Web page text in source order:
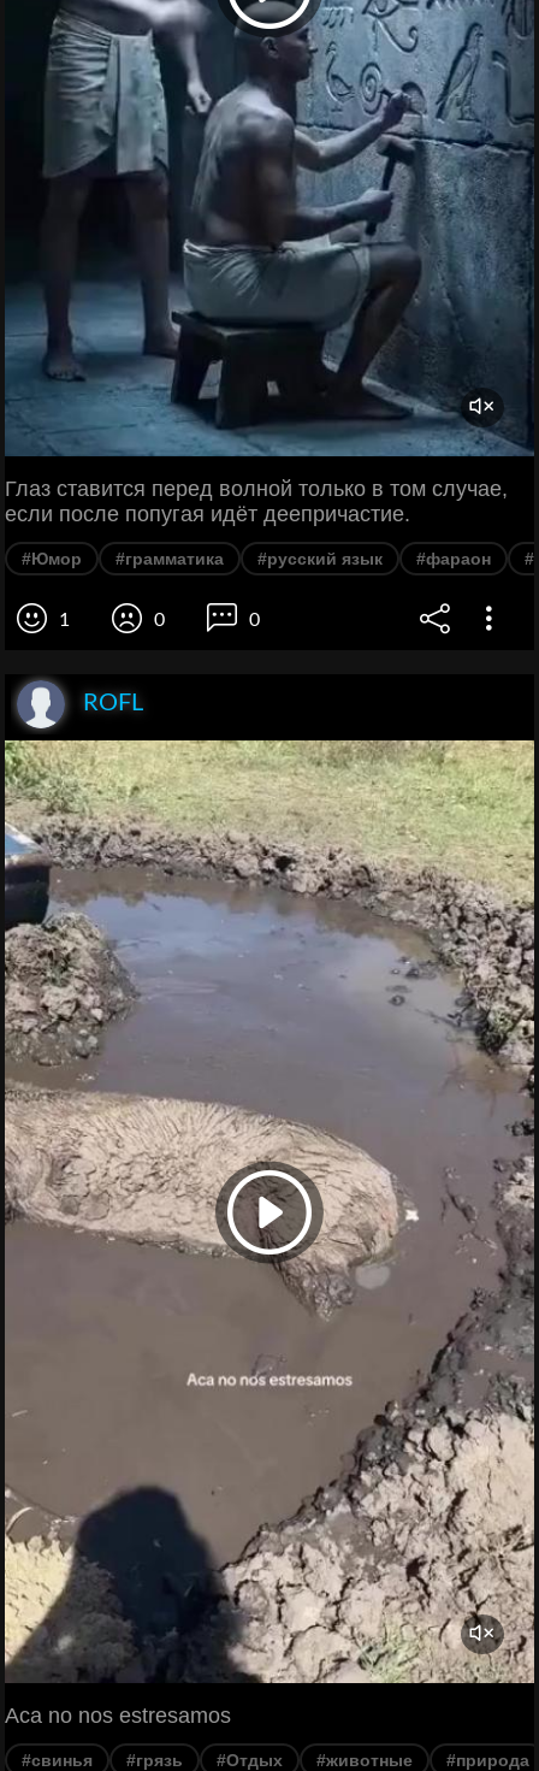
Глаз ставится перед волной только в том случае,
если после попугая идёт деепричастие.
#Юмор #грамматика #русский язык #фараон
1 0 0
ROFL
Aca no nos estresamos
#свинья #грязь #Отдых #животные #природа